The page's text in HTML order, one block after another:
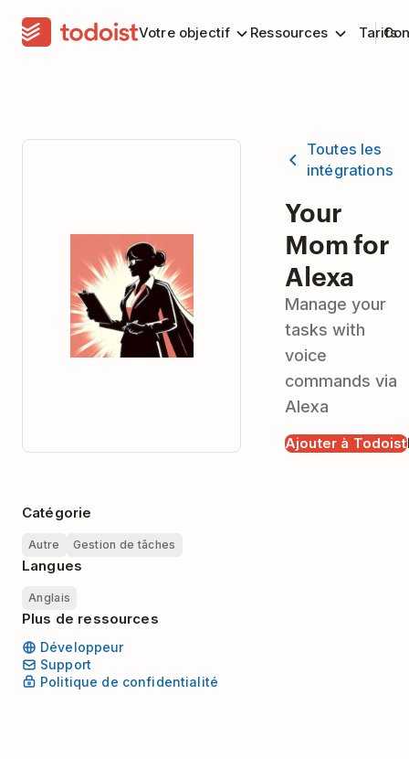
Votre objectif Ressources Tarifs
Toutes les
intégrations
Your
Mom for
Alexa
Manage your
tasks with
voice
commands via
Alexa
Ajouter à Todoist
Catégorie
Autre Gestion de tâches
Langues
Anglais
Plus de ressources
Développeur
Support
Politique de confidentialité